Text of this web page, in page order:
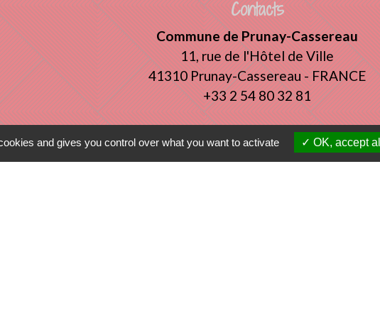
Contacts
Commune de Prunay-Cassereau
11, rue de l'Hôtel de Ville
41310 Prunay-Cassereau - FRANCE
+33 2 54 80 32 81
Liens intercommunalité
and gives you control over what you want to activate OK, accept all